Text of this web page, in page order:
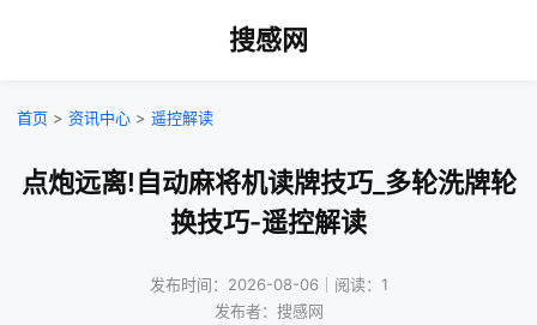
搜感网
首页 > 资讯中心 > 遥控解读
点炮远离!自动麻将机读牌技巧_多轮洗牌轮
换技巧-遥控解读
发布时间：2026-08-06｜阅读：1
发布者：搜感网